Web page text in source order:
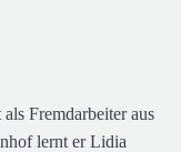
Fremdarbeiter aus
lernt er Lidia